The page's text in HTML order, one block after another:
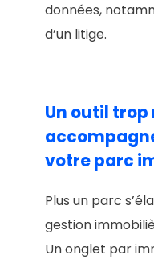
données,
d’un litige.
Un outil
votre parc
Plus un parc
gestion
Un onglet par